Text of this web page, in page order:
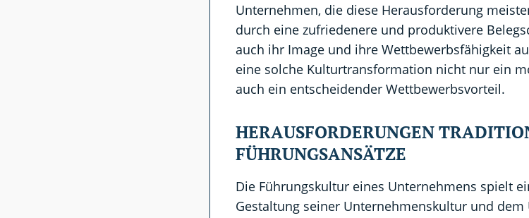
Unternehmen, die diese Herausforderung
durch eine zufriedenere und produktivere
auch ihr Image und ihre Wettbewerbsfähigkeit
eine solche Kulturtransformation nicht nur ein
auch ein entscheidender Wettbewerbsvorteil.
HERAUSFORDERUNGEN
FÜHRUNGSANSÄTZE
Die Führungskultur eines Unternehmens spielt
Gestaltung seiner Unternehmenskultur und